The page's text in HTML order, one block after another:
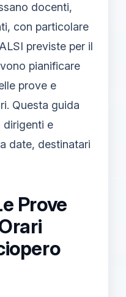
docenti,
con particolare
previste per il
pianificare
prove e
Questa guida
dirigenti e
date, destinatari
Prove